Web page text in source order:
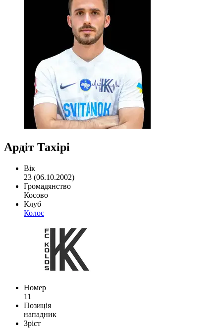
Ардіт Тахірі
Вік
23 (06.10.2002)
Громадянство
Косово
Клуб
Колос
Номер
11
Позиція
нападник
Зріст